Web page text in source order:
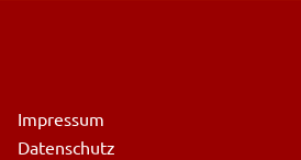
Impressum
Datenschutz